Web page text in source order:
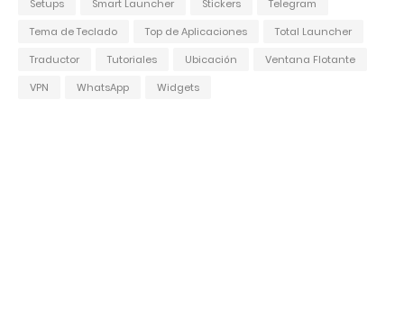
Setups
Smart Launcher Stickers
Telegram
Tema de Teclado
Top de Aplicaciones
Total Launcher
Traductor
Tutoriales Ubicación
Ventana Flotante
VPN
WhatsApp Widgets